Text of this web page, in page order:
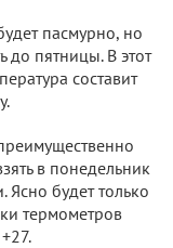
пасмурно, но
до пятницы. В этот
составит
в понедельник
будет только
термометров